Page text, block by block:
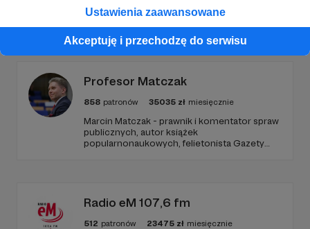
Ustawienia zaawansowane
Akceptuję i przechodzę do serwisu
Promowani autorzy
Profesor Matczak
858 patronów 35035 zł miesięcznie
Marcin Matczak - prawnik i komentator spraw
publicznych, autor książek
popularnonaukowych, felietonista Gazety
bańkami informacyjnymi.
Radio eM 107,6 fm
512 patronów 23475 zł miesięcznie